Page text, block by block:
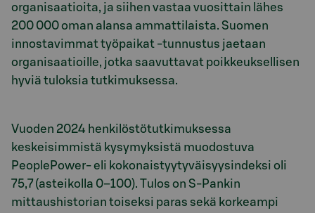
organisaatioita, ja siihen vastaa vuosittain lähes
200 000 oman alansa ammattilaista. Suomen
innostavimmat työpaikat -tunnustus jaetaan
organisaatioille, jotka saavuttavat poikkeuksellisen
hyviä tuloksia tutkimuksessa.
Vuoden 2024 henkilöstötutkimuksessa
keskeisimmistä kysymyksistä muodostuva
PeoplePower- eli kokonaistyytyväisyysindeksi oli
75,7 (asteikolla 0–100). Tulos on S-Pankin
mittaushistorian toiseksi paras sekä korkeampi